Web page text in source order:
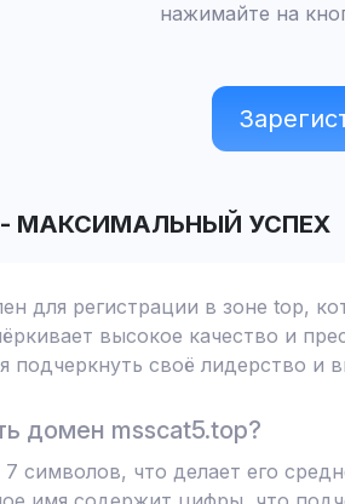
нажимайте на
- МАКСИМАЛЬНЫЙ УСПЕХ
для регистрации в зоне top,
высокое качество и
подчеркнуть своё лидерство и
домен msscat5.top?
символов, что делает его